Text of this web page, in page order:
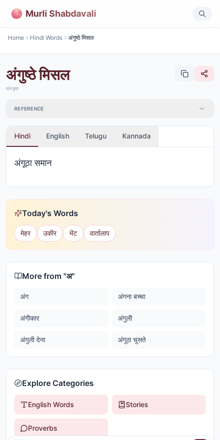
Murli Shabdavali
Home Hindi Words अंगुष्ठे मिसल
अंगुष्ठे मिसल
संस्कृत
REFERENCE
Hindi English Telugu Kannada
अंगूठा समान
Today's Words
मेहर उकीर भेंट वार्तालाप
More from "अ"
अंग अंगना बच्चा
अंगीकार अंगुली
अंगुली देना अंगूठा चूसते
Explore Categories
English Words Stories
Proverbs